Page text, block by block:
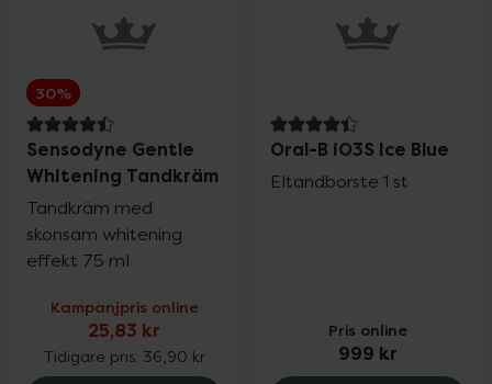
30%
4.5 av 5 i omdöme
Sensodyne Gentle
Whitening Tandkräm
Tandkräm med
skonsam whitening
effekt 75 ml
Kampanjpris online
25,83 kr
Tidigare pris: 36,90 kr
4.4 av 5 i omdöme
Oral-B iO3S Ice Blue
Eltandborste 1 st
Pris online
999 kr